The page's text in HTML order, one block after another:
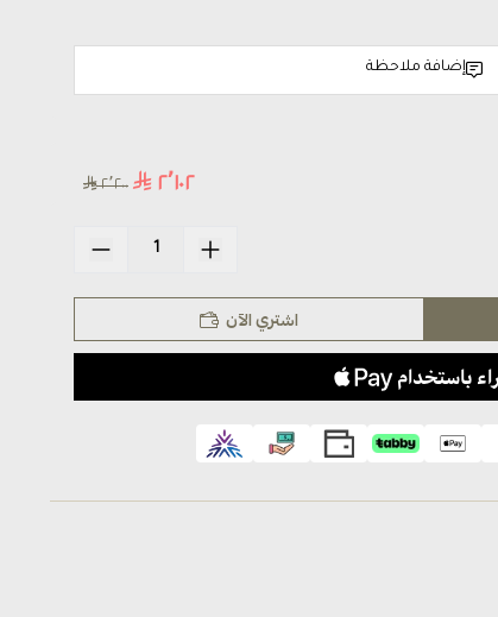
إضافة ملاحظة
٢٬١٠٢ ٢٬٢٠٠
اشتري الآن